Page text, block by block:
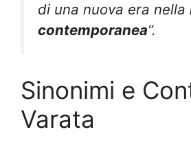
di una nuova era nella
contemporanea“.
Sinonimi e
Varata